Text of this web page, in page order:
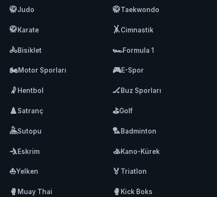
🥋Judo 🥋Taekwondo
🥋Karate 🤸Cimnastik
🚴Bisiklet 🏎️Formula 1
🏍️Motor Sporları 🎮E-Spor
🤾 Hentbol 🏒Buz Sporları
♟️Satranç ⛳Golf
🤽Sutopu 🏸Badminton
🤺Eskrim 🚣Kano-Kürek
⛵Yelken 🏅 Triatlon
🥊 Muay Thai 🥊 Kick Boks